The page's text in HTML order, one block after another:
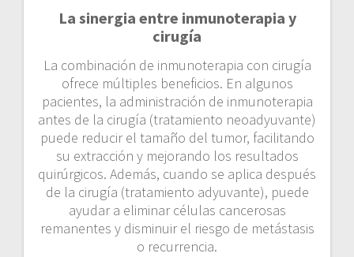
La sinergia entre inmunoterapia y
cirugía
La combinación de inmunoterapia con cirugía
ofrece múltiples beneficios. En algunos
pacientes, la administración de inmunoterapia
antes de la cirugía (tratamiento neoadyuvante)
puede reducir el tamaño del tumor, facilitando
su extracción y mejorando los resultados
quirúrgicos. Además, cuando se aplica después
de la cirugía (tratamiento adyuvante), puede
ayudar a eliminar células cancerosas
remanentes y disminuir el riesgo de metástasis
o recurrencia.